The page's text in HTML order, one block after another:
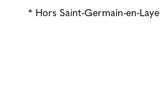
* Hors Saint-Germain-en-Laye